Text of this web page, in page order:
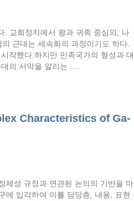
. 교회정치에서 왕과 귀족 중심의, 나
근대는 세속화의 과정이기도 하다.
작했다.하지만 민족국가의 형성과 대
의 서막을 알리는 ....
Characteristics of Ga-
체성 규정과 연관된 논의의 기반을 마
에 입각하여 이를 담당층, 내용, 표현